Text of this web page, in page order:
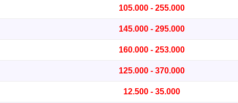
105.000 - 255.000
145.000 - 295.000
160.000 - 253.000
125.000 - 370.000
12.500 - 35.000